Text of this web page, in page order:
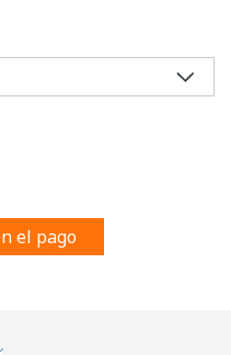
web, estoy de acuerdo con
el pago